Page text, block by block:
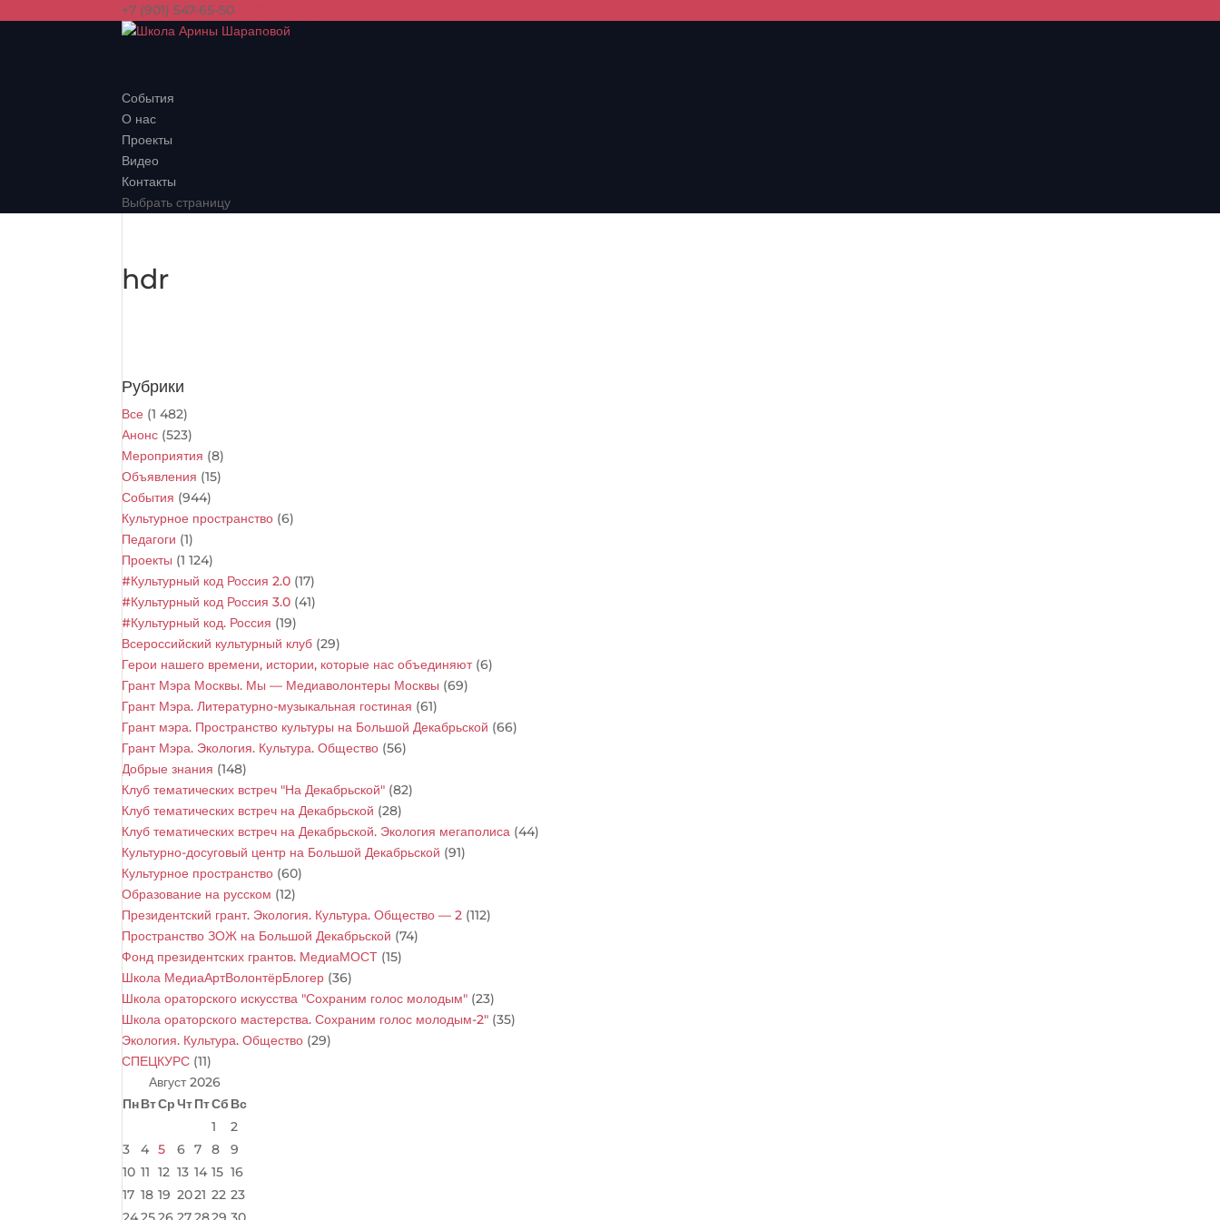
+7 (901) 547-65-50
События
О нас
Проекты
Видео
Контакты
Выбрать страницу
hdr
Рубрики
Все (1 482)
Анонс (523)
Мероприятия (8)
Объявления (15)
События (944)
Культурное пространство (6)
Педагоги (1)
Проекты (1 124)
#Культурный код Россия 2.0 (17)
#Культурный код Россия 3.0 (41)
#Культурный код. Россия (19)
Всероссийский культурный клуб (29)
Герои нашего времени, истории, которые нас объединяют(6)
Грант Мэра Москвы. Мы — Медиаволонтеры Москвы (69)
Грант Мэра. Литературно-музыкальная гостиная (61)
Грант мэра. Пространство культуры на Большой Декабрьской (66)
Грант Мэра. Экология. Культура. Общество (56)
Добрые знания (148)
Клуб тематических встреч "На Декабрьской" (82)
Клуб тематических встреч на Декабрьской (28)
Клуб тематических встреч на Декабрьской. Экология мегаполиса (44)
Культурно-досуговый центр на Большой Декабрьской (91)
Культурное пространство (60)
Образование на русском (12)
Президентский грант. Экология. Культура. Общество — 2 (112)
Пространство ЗОЖ на Большой Декабрьской (74)
Фонд президентских грантов. МедиаМОСТ (15)
Школа МедиаАртВолонтёрБлогер (36)
Школа ораторского искусства "Сохраним голос молодым" (23)
Школа ораторского мастерства. Сохраним голос молодым-2" (35)
Экология. Культура. Общество (29)
СПЕЦКУРС (11)
Август 2026
ПнВтСрЧтПтСб Вс
1
2
3
4 5 6 7 8
9
10 11 12 13 14 15 16
17 18 19 2021 22 23